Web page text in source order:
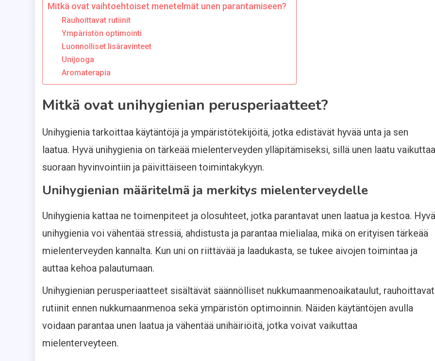
Mitkä ovat vaihtoehtoiset menetelmät unen parantamiseen?
Rauhoittavat rutiinit
Ympäristön optimointi
Luonnolliset lisäravinteet
Unijooga
Aromaterapia
Mitkä ovat unihygienian perusperiaatteet?
Unihygienia tarkoittaa käytäntöjä ja ympäristötekijöitä, jotka edistävät hyvää unta ja sen
laatua. Hyvä unihygienia on tärkeää mielenterveyden ylläpitämiseksi, sillä unen laatu vaikuttaa
suoraan hyvinvointiin ja päivittäiseen toimintakykyyn.
Unihygienian määritelmä ja merkitys mielenterveydelle
Unihygienia kattaa ne toimenpiteet ja olosuhteet, jotka parantavat unen laatua ja kestoa. Hyvä
unihygienia voi vähentää stressiä, ahdistusta ja parantaa mielialaa, mikä on erityisen tärkeää
mielenterveyden kannalta. Kun uni on riittävää ja laadukasta, se tukee aivojen toimintaa ja
auttaa kehoa palautumaan.
Unihygienian perusperiaatteet sisältävät säännölliset nukkumaanmenoaikataulut, rauhoittavat
rutiinit ennen nukkumaanmenoa sekä ympäristön optimoinnin. Näiden käytäntöjen avulla
voidaan parantaa unen laatua ja vähentää unihäiriöitä, jotka voivat vaikuttaa
mielenterveyteen.